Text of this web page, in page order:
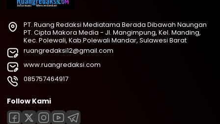
PT. Ruang Redaksi Mediatama Berada Dibawah Naungan
PT. Cipta Makora Media - Jl. Mangimpung, Kel. Manding,
Kec. Polewali, Kab.Polewali Mandar, Sulawesi Barat
ruangredaksi12@gmail.com
www.ruangredaksi.com
085757464917
Follow Kami